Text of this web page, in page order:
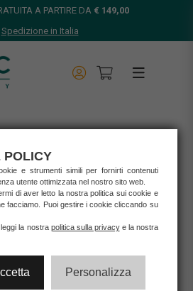
A PARTIRE DA € 149,00
Spedizione in Italia
XXI
POLICY
e strumenti simili per fornirti contenuti
utente ottimizzata nel nostro sito web.
di aver letto la nostra politica sui cookie e
facciamo. Puoi gestire i cookie cliccando su
la nostra politica sulla privacye la nostra
Personalizza